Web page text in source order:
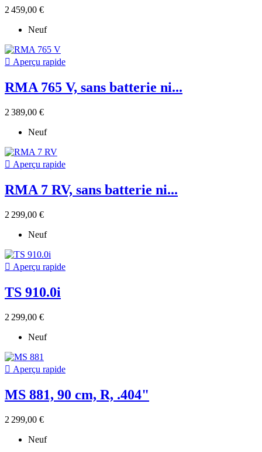
2 459,00 €
Neuf
 Aperçu rapide
RMA 765 V, sans batterie ni...
2 389,00 €
Neuf
 Aperçu rapide
RMA 7 RV, sans batterie ni...
2 299,00 €
Neuf
 Aperçu rapide
TS 910.0i
2 299,00 €
Neuf
 Aperçu rapide
MS 881, 90 cm, R, .404"
2 299,00 €
Neuf